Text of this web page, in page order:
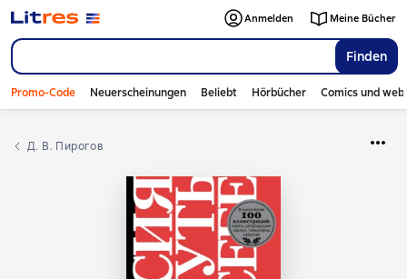
Finden
Anmelden Meine Bücher
Promo-Code Neuerscheinungen Beliebt Hörbücher Comics und
Д. В. Пирогов